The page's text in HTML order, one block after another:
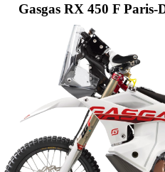
Gasgas RX 450 F